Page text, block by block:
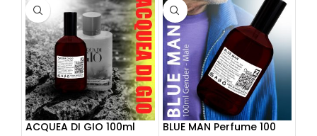
ACQUEA DI GIO 100ml
BLUE MAN Perfume 100